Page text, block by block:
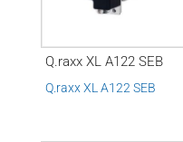
Q.raxx XL A122 SEB
Q.raxx XL A122 SEB